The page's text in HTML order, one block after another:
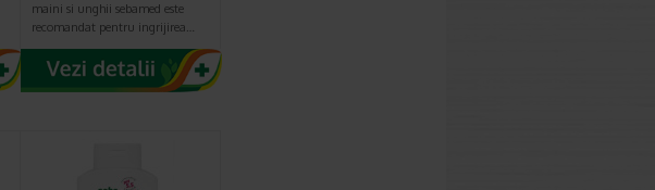
maini si unghii sebamed este
recomandat pentru ingrijirea…